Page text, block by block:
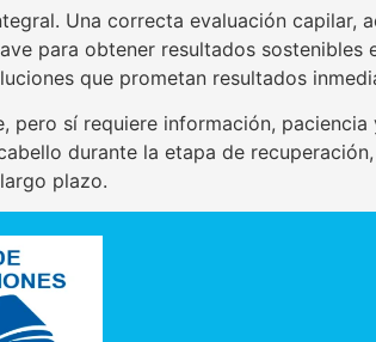
Una correcta evaluación capilar,
para obtener resultados
que prometan resultados
sí requiere información,
durante la etapa de
plazo.